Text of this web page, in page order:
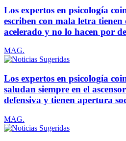
Los expertos en psicología
escriben con mala letra tienen
acelerado y no lo hacen por
MAG.
Los expertos en psicología
saludan siempre en el
defensiva y tienen apertura
MAG.